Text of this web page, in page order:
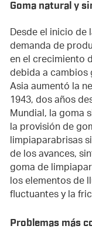
Goma natural y
Desde el inicio de
demanda de
en el crecimiento
debida a
Asia aumentó la
1943, dos años
Mundial, la goma
la provisión de
limpiaparabrisas
de los avances,
goma de
los elementos de
fluctuantes y la
Problemas más